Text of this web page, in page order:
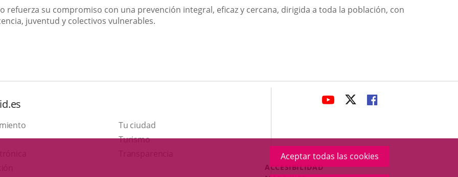
Aceptar todas las cookies
refuerza su compromiso con una prevención integral, eficaz y cercana, dirigida a toda la población, con
juventud y colectivos vulnerables.
Tu ciudad
TurismoEste
ENLACE
APLICACIÓN
EXTERNA.
ENLACE
APLICACIÓN
EXTERNA.
ENLACE
APLICACIÓN
EXTERNA.
Menú
ACCESIBILIDAD